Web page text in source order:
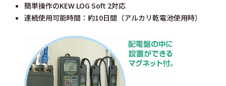
簡単操作のKEW LOG Soft 2対応
連続使用可能時間：約10日間（アルカリ乾電池使用時）